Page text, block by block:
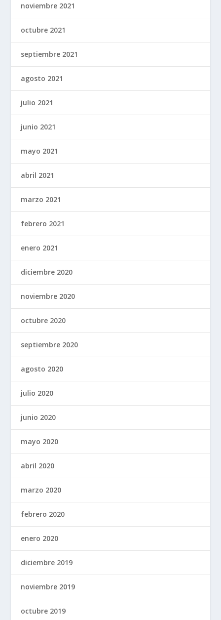
noviembre 2021
octubre 2021
septiembre 2021
agosto 2021
julio 2021
junio 2021
mayo 2021
abril 2021
marzo 2021
febrero 2021
enero 2021
diciembre 2020
noviembre 2020
octubre 2020
septiembre 2020
agosto 2020
julio 2020
junio 2020
mayo 2020
abril 2020
marzo 2020
febrero 2020
enero 2020
diciembre 2019
noviembre 2019
octubre 2019